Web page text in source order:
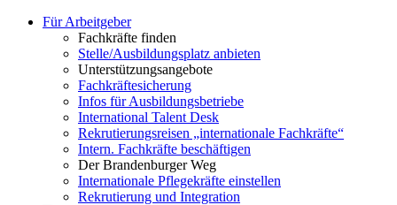
Für Arbeitgeber
Fachkräfte finden
Stelle/Ausbildungsplatz anbieten
Unterstützungsangebote
Fachkräftesicherung
Infos für Ausbildungsbetriebe
International Talent Desk
Rekrutierungsreisen „internationale Fachkräfte“
Intern. Fachkräfte beschäftigen
Der Brandenburger Weg
Internationale Pflegekräfte einstellen
Rekrutierung und Integration